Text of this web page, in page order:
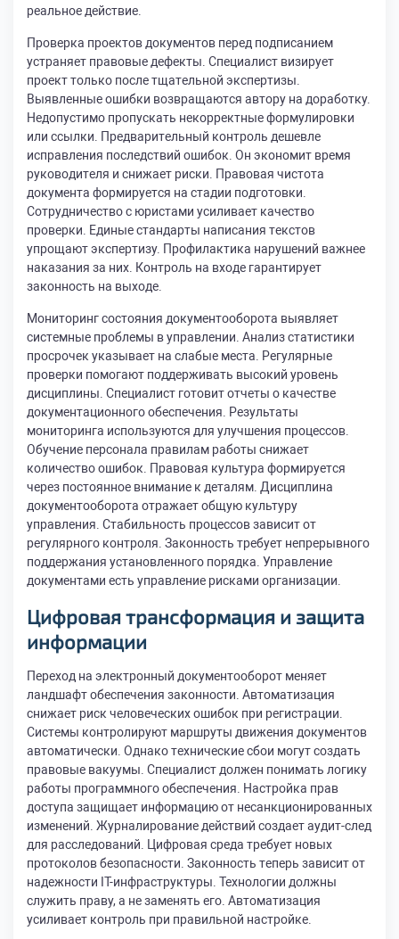
реальное действие.
Проверка проектов документов перед подписанием
устраняет правовые дефекты. Специалист визирует
проект только после тщательной экспертизы.
Выявленные ошибки возвращаются автору на доработку.
Недопустимо пропускать некорректные формулировки
или ссылки. Предварительный контроль дешевле
исправления последствий ошибок. Он экономит время
руководителя и снижает риски. Правовая чистота
документа формируется на стадии подготовки.
Сотрудничество с юристами усиливает качество
проверки. Единые стандарты написания текстов
упрощают экспертизу. Профилактика нарушений важнее
наказания за них. Контроль на входе гарантирует
законность на выходе.
Мониторинг состояния документооборота выявляет
системные проблемы в управлении. Анализ статистики
просрочек указывает на слабые места. Регулярные
проверки помогают поддерживать высокий уровень
дисциплины. Специалист готовит отчеты о качестве
документационного обеспечения. Результаты
мониторинга используются для улучшения процессов.
Обучение персонала правилам работы снижает
количество ошибок. Правовая культура формируется
через постоянное внимание к деталям. Дисциплина
документооборота отражает общую культуру
управления. Стабильность процессов зависит от
регулярного контроля. Законность требует непрерывного
поддержания установленного порядка. Управление
документами есть управление рисками организации.
Цифровая трансформация и защита
информации
Переход на электронный документооборот меняет
ландшафт обеспечения законности. Автоматизация
снижает риск человеческих ошибок при регистрации.
Системы контролируют маршруты движения документов
автоматически. Однако технические сбои могут создать
правовые вакуумы. Специалист должен понимать логику
работы программного обеспечения. Настройка прав
доступа защищает информацию от несанкционированных
изменений. Журналирование действий создает аудит-след
для расследований. Цифровая среда требует новых
протоколов безопасности. Законность теперь зависит от
надежности IT-инфраструктуры. Технологии должны
служить праву, а не заменять его. Автоматизация
усиливает контроль при правильной настройке.